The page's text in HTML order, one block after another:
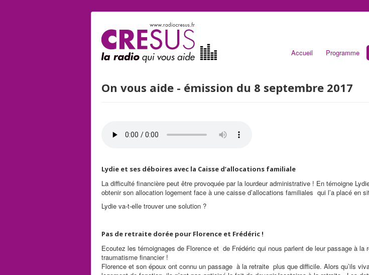
Accueil Programme
On vous aide - émission du 8 septembre 2017
Lydie et ses déboires avec la Caisse d’allocations familiale
La difficulté financière peut être provoquée par la lourdeur administrative ! En témoigne
obtenir son allocation logement face à une caisse d’allocations familiales qui l’a placé en
Lydie va-t-elle trouver une solution ?
Pas de retraite dorée pour Florence et Frédéric !
Ecoutez les témoignages de Florence et de Frédéric qui nous parlent de leur passage à la
traumatisme financier !
Florence et son époux ont connu un passage à la retraite plus que difficile. Alors qu’ils